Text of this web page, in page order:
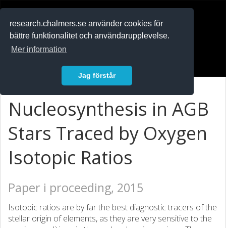
research.chalmers.se använder cookies för
bättre funktionalitet och användarupplevelse.
Mer information
Jag förstår
Nucleosynthesis in AGB
Stars Traced by Oxygen
Isotopic Ratios
Paper i proceeding, 2015
Isotopic ratios are by far the best diagnostic tracers of the
stellar origin of elements, as they are very sensitive to the